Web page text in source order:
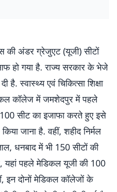
की अंडर ग्रेजुएट (यूजी) सीटों
हो गया है. राज्य सरकार के भेजे
है. स्वास्थ्य एवं चिकित्सा शिक्षा
कॉलेज में जमशेदपुर में पहले
सीट का इजाफा करते हुए इसे
जाना है. वहीं, शहीद निर्मल
धनबाद में भी 150 सीटों की
यहां पहले मेडिकल यूजी की 100
इन दोनों मेडिकल कॉलेजों के